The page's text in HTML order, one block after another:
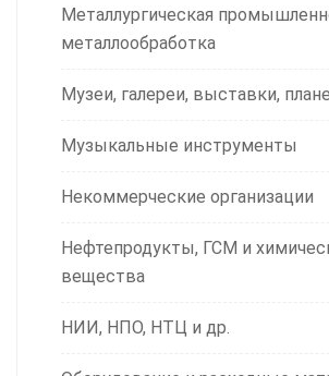
Металлургическая
металлообработка
Музеи, галереи, выставки,
Музыкальные инструменты
Некоммерческие организации
Нефтепродукты, ГСМ и
вещества
НИИ, НПО, НТЦ и др.